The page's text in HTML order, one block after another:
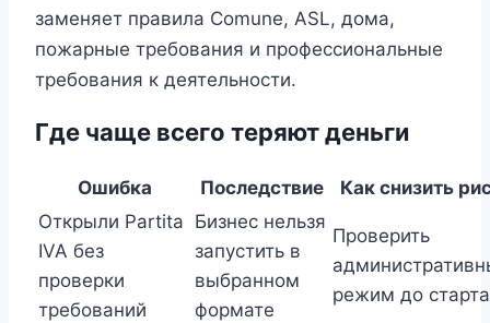
заменяет правила Comune, ASL, дома,
пожарные требования и профессиональные
требования к деятельности.
Где чаще всего теряют деньги
Ошибка Последствие
Как снизить
Открыли Partita
IVA без
проверки
требований
Бизнес нельзя
запустить в
выбранном
формате
Проверить
режим до старта